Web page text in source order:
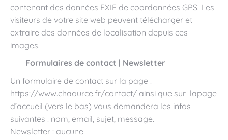
contenant des données EXIF de coordonnées GPS. Les
visiteurs de votre site web peuvent télécharger et
extraire des données de localisation depuis ces
images.
Formulaires de contact | Newsletter
Un formulaire de contact sur la page :
https://www.chaource.fr/contact/ ainsi que sur lapage
d’accueil (vers le bas) vous demandera les infos
suivantes : nom, email, sujet, message.
Newsletter : aucune